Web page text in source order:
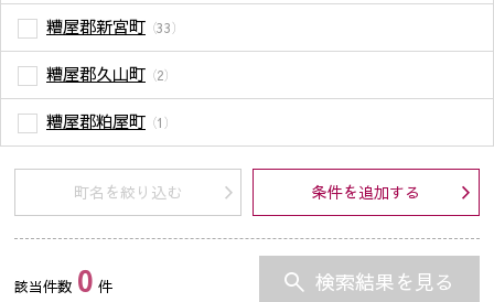
糟屋郡新宮町 （33）
糟屋郡久山町 （2）
糟屋郡粕屋町 （1）
町名を絞り込む 条件を追加する
該当件数 0 件 検索結果を見る